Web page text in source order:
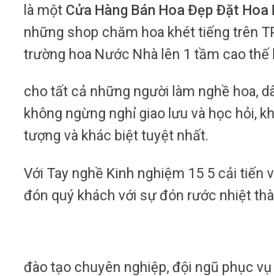
là một Cửa Hàng Bán Hoa Đẹp Đặt Hoa
những shop chăm hoa khét tiếng trên
trường hoa Nước Nhà lên 1 tầm cao
cho tất cả những người làm nghề hoa,
không ngừng nghỉ giao lưu và học hỏi,
tượng và khác biệt tuyệt nhất.
Với Tay nghề Kinh nghiệm 15 5 cải tiến
đón quý khách với sự đón rước nhiệt
đào tạo chuyên nghiệp, đội ngũ phục